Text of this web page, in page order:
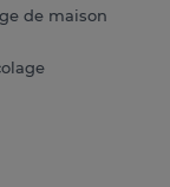
de maison